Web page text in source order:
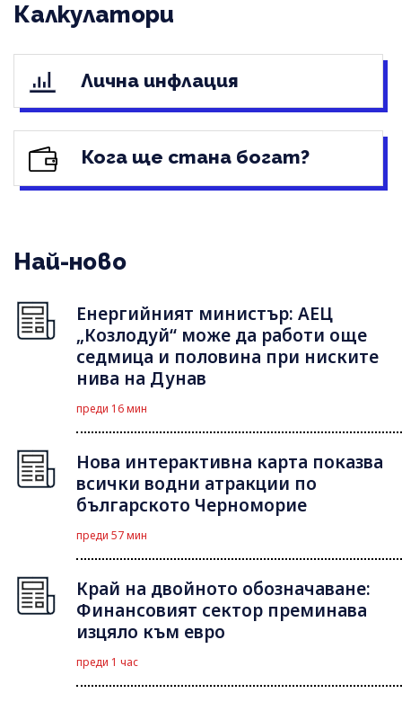
Калкулатори
Лична инфлация
Кога ще стана богат?
Най-ново
Енергийният министър: АЕЦ
„Козлодуй“ може да работи още
седмица и половина при ниските
нива на Дунав
преди 16 мин
Нова интерактивна карта показва
всички водни атракции по
българското Черноморие
преди 57 мин
Край на двойното обозначаване:
Финансовият сектор преминава
изцяло към евро
преди 1 час